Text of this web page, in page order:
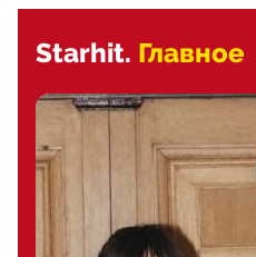
Starhit. Главное